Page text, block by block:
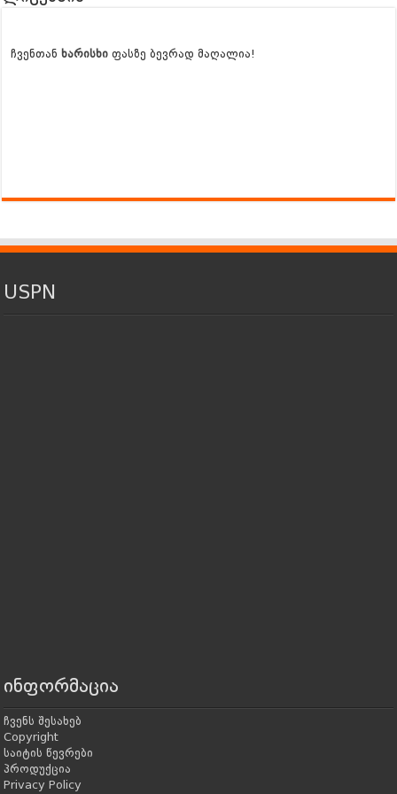
ჩვენთანხარისხი ფასზე ბევრად მაღალია!
USPN
ინფორმაცია
ჩვენს შესახებ
Copyright
საიტის წევრები
პროდუქცია
Privacy Policy